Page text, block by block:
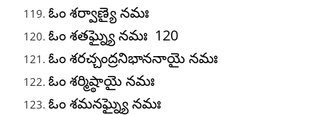
ఓం శర్వాణ్యై నమః
ఓం శతఘ్న్యై నమః 120
ఓం శరచ్చంద్రనిభాననాయై నమః
ఓం శర్మిష్ఠాయై నమః
ఓం శమనఘ్న్యై నమః